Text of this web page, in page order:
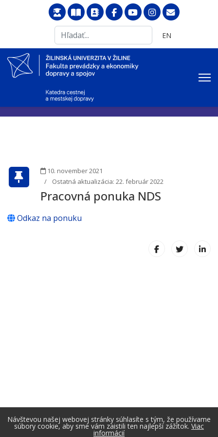
...
Vyberte váš jazyk
EN
10. november 2021
Ostatná aktualizácia: 22. február 2022
Pracovná ponuka NDS
Odkaz na ponuku
Návštevou našej webovej stránky súhlasíte s tým, že používame
súbory cookie, aby sme vám zaistili ten najlepší zážitok. Viac
informácií